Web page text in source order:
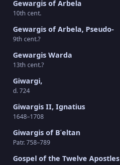
Gewargis of Arbela
10th cent.
Gewargis of Arbela, Pseudo-
9th cent.?
Gewargis Warda
13th cent.?
Giwargi,
d. 724
Giwargis II, Ignatius
1648–1708
Giwargis of Bʿeltan
Patr. 758–789
Gospel of the Twelve Apostles